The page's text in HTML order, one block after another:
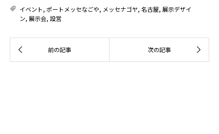
イベント, ポートメッセなごや, メッセナゴヤ, 名古屋, 展示デザイ
ン, 展示会, 設営